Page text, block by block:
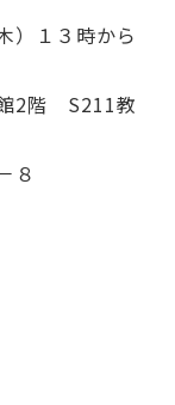
１３時から
2階 S211教
８